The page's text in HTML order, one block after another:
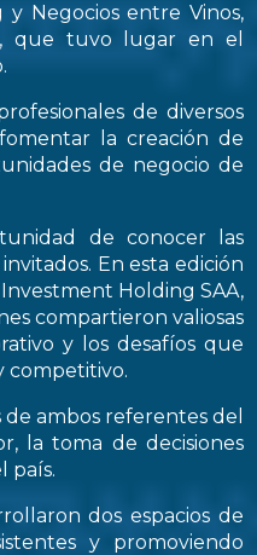
Negocios entre Vinos,
que tuvo lugar en el
de diversos
la creación de
de negocio de
de conocer las
En esta edición
Holding SAA,
compartieron valiosas
y los desafíos que
competitivo.
ambos referentes del
la toma de decisiones
país.
dos espacios de
y promoviendo